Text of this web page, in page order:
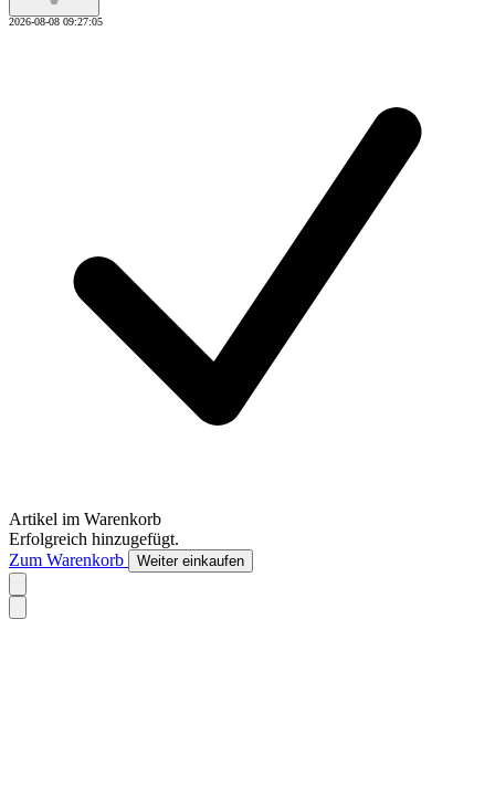
2026-08-08 09:27:05
Artikel im Warenkorb
Erfolgreich hinzugefügt.
Zum Warenkorb
Weiter einkaufen